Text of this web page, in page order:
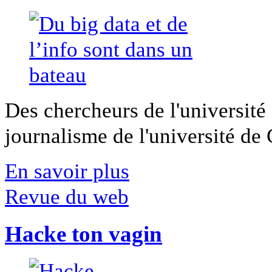
Des chercheurs de
journalisme de l'université
En savoir plus
Revue du web
Hacke ton vagin